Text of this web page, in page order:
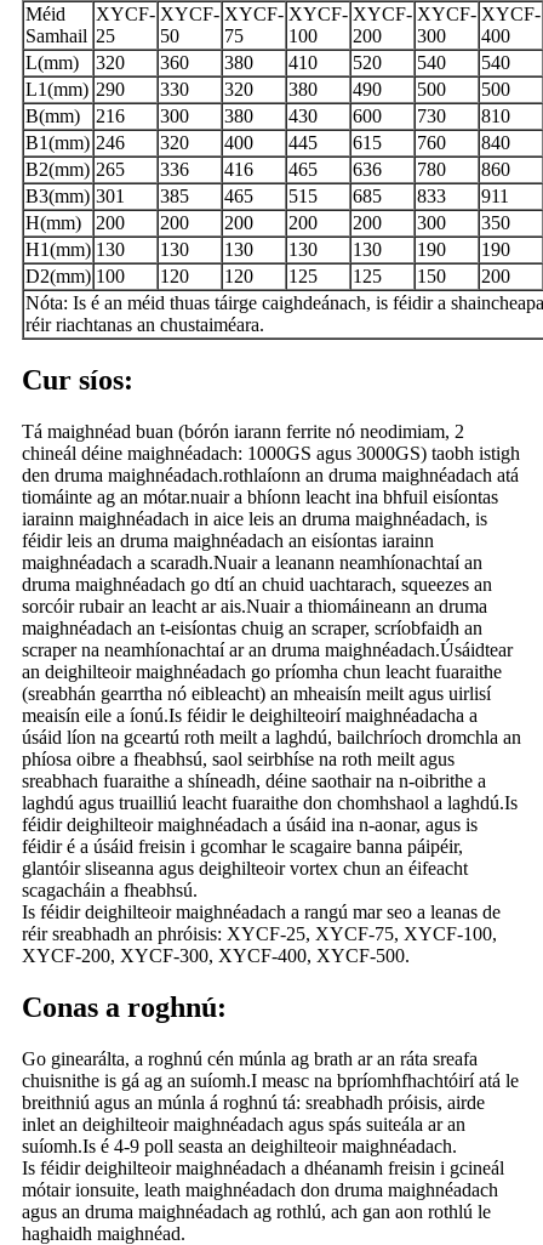
Méid
Samhail
XYCF-
25
XYCF-
50
XYCF-
75
XYCF-
100
XYCF-
200
XYCF-
300
XYCF-
400
L(mm)
320 360 380 410 520 540
540
L1(mm) 290 330 320 380 490 500
500
B(mm)
216 300 380 430 600 730
810
B1(mm) 246 320 400 445 615 760
840
B2(mm) 265 336 416 465 636 780
860
B3(mm) 301 385 465 515 685 833
911
H(mm)
200 200 200 200 200 300
350
H1(mm) 130 130 130 130 130 190
190
D2(mm) 100 120 120 125 125 150
200
Nóta: Is é an méid thuas táirge caighdeánach, is féidir a
réir riachtanas an chustaiméara.
Cur síos:
Tá maighnéad buan (bórón iarann ​​ferrite nó neodimiam, 2
chineál déine maighnéadach: 1000GS agus 3000GS) taobh istigh
den druma maighnéadach.rothlaíonn an druma maighnéadach atá
tiomáinte ag an mótar.nuair a bhíonn leacht ina bhfuil eisíontas
iarainn maighnéadach in aice leis an druma maighnéadach, is
féidir leis an druma maighnéadach an eisíontas iarainn
maighnéadach a scaradh.Nuair a leanann neamhíonachtaí an
druma maighnéadach go dtí an chuid uachtarach, squeezes an
sorcóir rubair an leacht ar ais.Nuair a thiomáineann an druma
maighnéadach an t-eisíontas chuig an scraper, scríobfaidh an
scraper na neamhíonachtaí ar an druma maighnéadach.Úsáidtear
an deighilteoir maighnéadach go príomha chun leacht fuaraithe
(sreabhán gearrtha nó eibleacht) an mheaisín meilt agus uirlisí
meaisín eile a íonú.Is féidir le deighilteoirí maighnéadacha a
úsáid líon na gceartú roth meilt a laghdú, bailchríoch dromchla an
phíosa oibre a fheabhsú, saol seirbhíse na roth meilt agus
sreabhach fuaraithe a shíneadh, déine saothair na n-oibrithe a
laghdú agus truailliú leacht fuaraithe don chomhshaol a laghdú.Is
féidir deighilteoir maighnéadach a úsáid ina n-aonar, agus is
féidir é a úsáid freisin i gcomhar le scagaire banna páipéir,
glantóir sliseanna agus deighilteoir vortex chun an éifeacht
scagacháin a fheabhsú.
Is féidir deighilteoir maighnéadach a rangú mar seo a leanas de
réir sreabhadh an phróisis: XYCF-25, XYCF-75, XYCF-100,
XYCF-200, XYCF-300, XYCF-400, XYCF-500.
Conas a roghnú:
Go ginearálta, a roghnú cén múnla ag brath ar an ráta sreafa
chuisnithe is gá ag an suíomh.I measc na bpríomhfhachtóirí atá le
breithniú agus an múnla á roghnú tá: sreabhadh próisis, airde
inlet an deighilteoir maighnéadach agus spás suiteála ar an
suíomh.Is é 4-9 poll seasta an deighilteoir maighnéadach.
Is féidir deighilteoir maighnéadach a dhéanamh freisin i gcineál
mótair ionsuite, leath maighnéadach don druma maighnéadach
agus an druma maighnéadach ag rothlú, ach gan aon rothlú le
haghaidh maighnéad.